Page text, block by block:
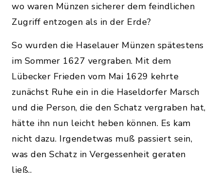
wo waren Münzen sicherer dem feindlichen
Zugriff entzogen als in der Erde?
So wurden die Haselauer Münzen spätestens
im Sommer 1627 vergraben. Mit dem
Lübecker Frieden vom Mai 1629 kehrte
zunächst Ruhe ein in die Haseldorfer Marsch
und die Person, die den Schatz vergraben hat,
hätte ihn nun leicht heben können. Es kam
nicht dazu. Irgendetwas muß passiert sein,
was den Schatz in Vergessenheit geraten
ließ..